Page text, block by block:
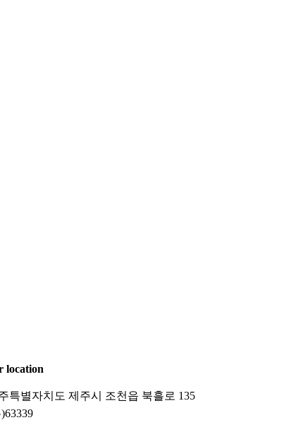
location
특별자치도 제주시 조천읍 북흘로 135